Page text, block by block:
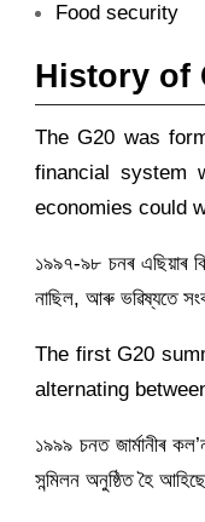
Food security
History of
The G20 was
financial system
economies could
১৯৯৭-৯৮ চনৰ এছিয়াৰ
নাছিল, আৰু ভৱিষ্যতে
The first G20
alternating
১৯৯৯ চনত জাৰ্মানীৰ
সন্মিলন অনুষ্ঠিত হৈ